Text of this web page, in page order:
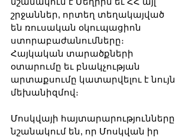
շրջաններ, որտեղ տեղակայված
են ռուսական օկուպացիոն
ստորաբաժանումները։
Հայկական տարածքների
օտարումը եւ բնակչության
արտաքսումը կատարվելու է նույն
մեխանիզմով։
Մոսկվայի հայտարարությունները
նշանակում են, որ Մոսկվան իր